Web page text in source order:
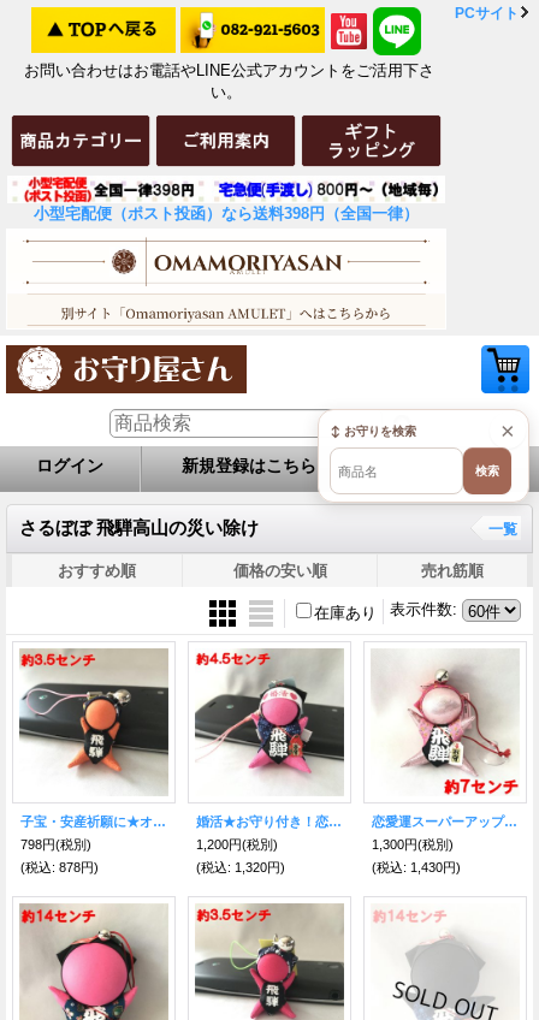
お問い合わせはお電話やLINE公式アカウントをご活用下さ
い。
小型宅配便（ポスト投函）なら送料398円（全国一律）
PCサイト
ログイン 新規登録はこちら お問い合せ
さるぼぼ 飛騨高山の災い除け 一覧
おすすめ順 価格の安い順 売れ筋順
表示件数:
在庫あり
子宝・安産祈願に★オレンジさるぼぼストラップ
798円(税別)
(税込: 878円)
婚活★お守り付き！恋愛運のピンクハチマキさるぼぼストラップ
1,200円(税別)
(税込: 1,320円)
恋愛運スーパーアップ！ピンク☆お守り付きさるぼぼ（吸盤付き）
1,300円(税別)
(税込: 1,430円)
×
↕ お守りを検索
検索